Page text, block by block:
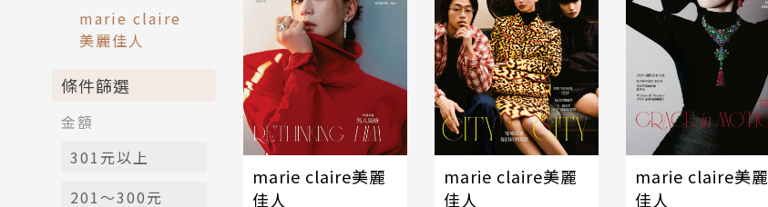
marie claire
美麗佳人
條件篩選
金額
301元以上
201～300元
marie claire美麗
佳人
marie claire美麗
佳人
marie claire美麗
佳人